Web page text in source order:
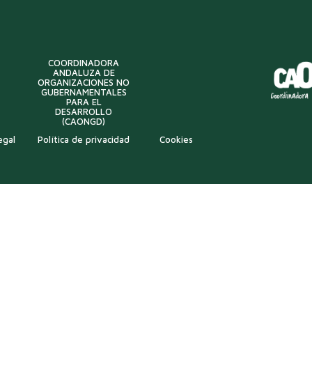
COORDINADORA
ANDALUZA DE
ORGANIZACIONES NO
GUBERNAMENTALES
PARA EL
DESARROLLO
(CAONGD)
Política de privacidad Cookies